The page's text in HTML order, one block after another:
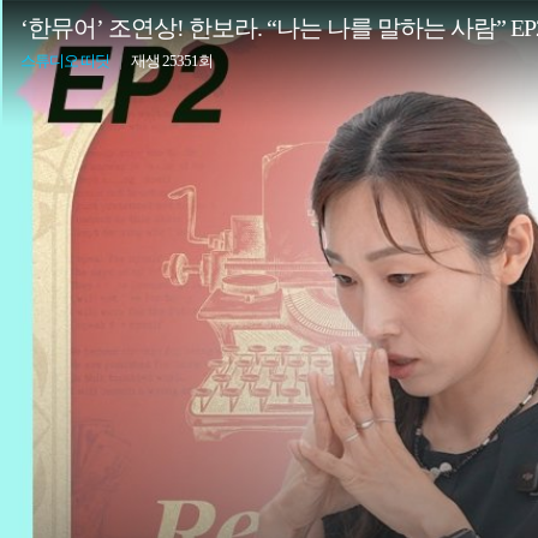
‘한뮤어’ 조연상! 한보라. “나는 나를 말하는 사람”
스튜디오 띠딧 재생 25351회